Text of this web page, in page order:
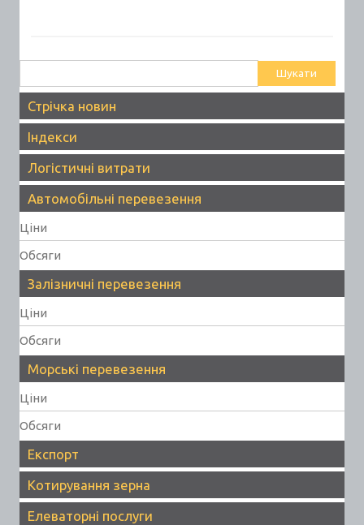
Стрічка новин
Індекси
Логістичні витрати
Автомобільні перевезення
Ціни
Обсяги
Залізничні перевезення
Ціни
Обсяги
Морські перевезення
Ціни
Обсяги
Експорт
Котирування зерна
Елеваторні послуги